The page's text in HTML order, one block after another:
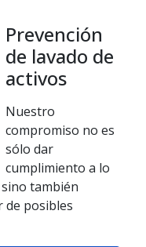
Prevención
de lavado de
activos
Nuestro
compromiso no es
sólo dar
cumplimiento a lo
también
de posibles